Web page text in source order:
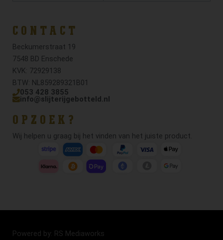
CONTACT
Beckumerstraat 19
7548 BD Enschede
KVK: 72929138
BTW: NL859289321B01
053 428 3855
info@slijterijgebotteld.nl
OPZOEK?
Wij helpen u graag bij het vinden van het juiste product.
Powered by: RS Mediaworks